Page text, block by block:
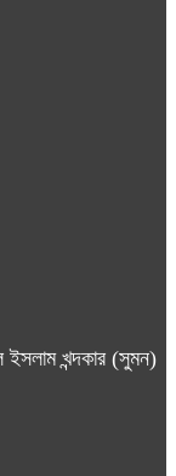
ইসলাম খন্দকার (সুমন)